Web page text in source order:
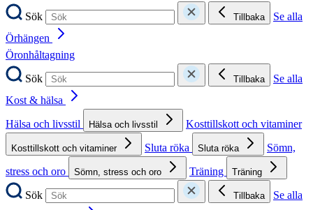
Sök
Tillbaka
Se alla
Örhängen
Öronhåltagning
Sök
Tillbaka
Se alla
Kost & hälsa
Hälsa och livsstil
Hälsa och livsstil Kosttillskott och vitaminer
Kosttillskott och vitaminer Sluta röka Sluta röka
Sömn,
stress och oro
Sömn, stress och oro Träning Träning
Sök Tillbaka
Se alla